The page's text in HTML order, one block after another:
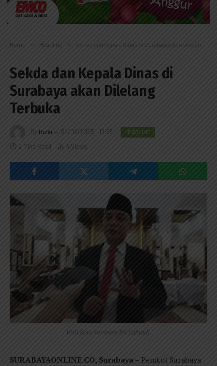
Home » Headline » Sekda dan Kepala Dinas di Surabaya akan Dilelang Terbuka
Sekda dan Kepala Dinas di
Surabaya akan Dilelang
Terbuka
By Rizki 02/06/2025 - 13:55 HEADLINE
2 Mins Read 4 Views
Wali Kota Surabaya Eri Cahyadi.
SURABAYAONLINE.CO, Surabaya– Pemkot Surabaya